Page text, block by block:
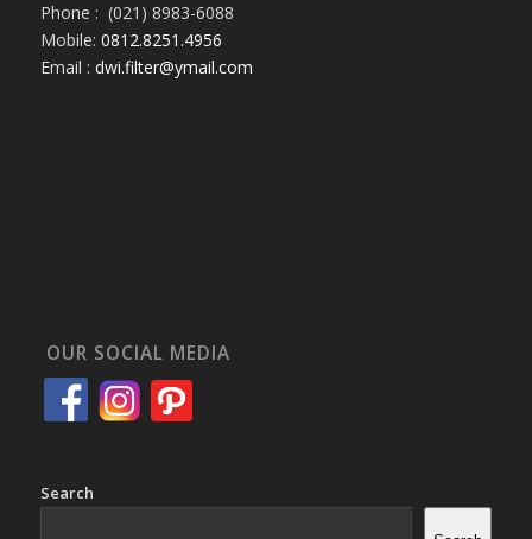
Phone : (021) 8983-6088
Mobile: 0812.8251.4956
Email : dwi.filter@ymail.com
OUR SOCIAL MEDIA
Search